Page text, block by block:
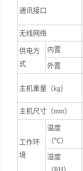
通讯接口
无线网络
供电方
式
内置
外置
主机重量（kg）
主机尺寸（mm）
工作环
境
温度
（℃）
湿度